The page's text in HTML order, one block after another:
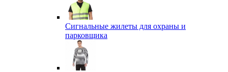
Сигнальные жилеты для охраны и
парковщика